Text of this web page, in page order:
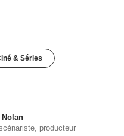
& Séries
producteur